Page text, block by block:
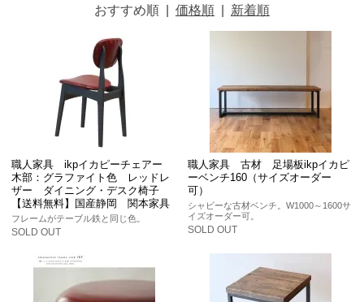
おすすめ順 価格順 新着順
職人家具 ikpイカピーチェアー
木部：グラファイト色 レッドレ
ザー ダイニング・デスク椅子
【送料無料】国産静岡 関本家具
フレームがテーブル鉄と同じ色。
SOLD OUT
職人家具 古材 足場板ikpイカピ
ーベンチ160（サイズオーダー
可）
シャビーな古材ベンチ。W1000～1600サ
イズオーダー可。
SOLD OUT